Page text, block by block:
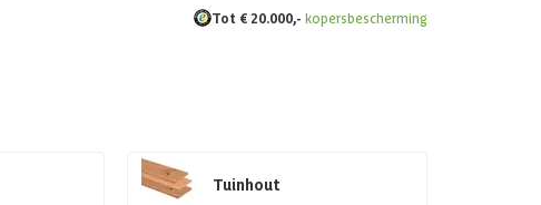
Tot € 20.000,- kopersbescherming
Tuinhout